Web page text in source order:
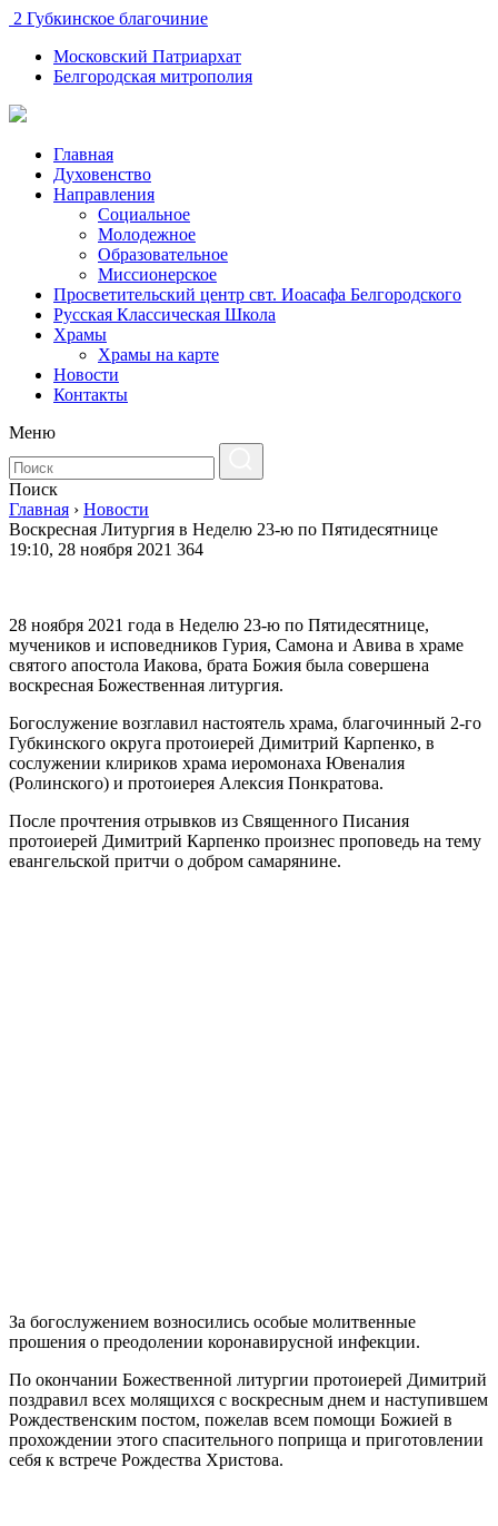
2 Губкинское благочиние
Московский Патриархат
Белгородская митрополия
Главная
Духовенство
Направления
Социальное
Молодежное
Образовательное
Миссионерское
Просветительский центр свт. Иоасафа Белгородского
Русская Классическая Школа
Храмы
Храмы на карте
Новости
Контакты
Меню
Поиск
Главная › Новости
Воскресная Литургия в Неделю 23-ю по Пятидесятнице
19:10, 28 ноября 2021 364
28 ноября 2021 года в Неделю 23-ю по Пятидесятнице,
мучеников и исповедников Гурия, Самона и Авива в храме
святого апостола Иакова, брата Божия была совершена
воскресная Божественная литургия.
Богослужение возглавил настоятель храма, благочинный 2-го
Губкинского округа протоиерей Димитрий Карпенко, в
сослужении клириков храма иеромонаха Ювеналия
(Ролинского) и протоиерея Алексия Понкратова.
После прочтения отрывков из Священного Писания
протоиерей Димитрий Карпенко произнес проповедь на тему
евангельской притчи о добром самарянине.
За богослужением возносились особые молитвенные
прошения о преодолении коронавирусной инфекции.
По окончании Божественной литургии протоиерей Димитрий
поздравил всех молящихся с воскресным днем и наступившем
Рождественским постом, пожелав всем помощи Божией в
прохождении этого спасительного поприща и приготовлении
себя к встрече Рождества Христова.